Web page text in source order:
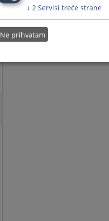
↓ 2 Servisi treće strane
Ne prihvatam